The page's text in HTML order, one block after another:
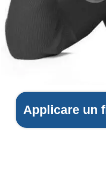
Applicare un